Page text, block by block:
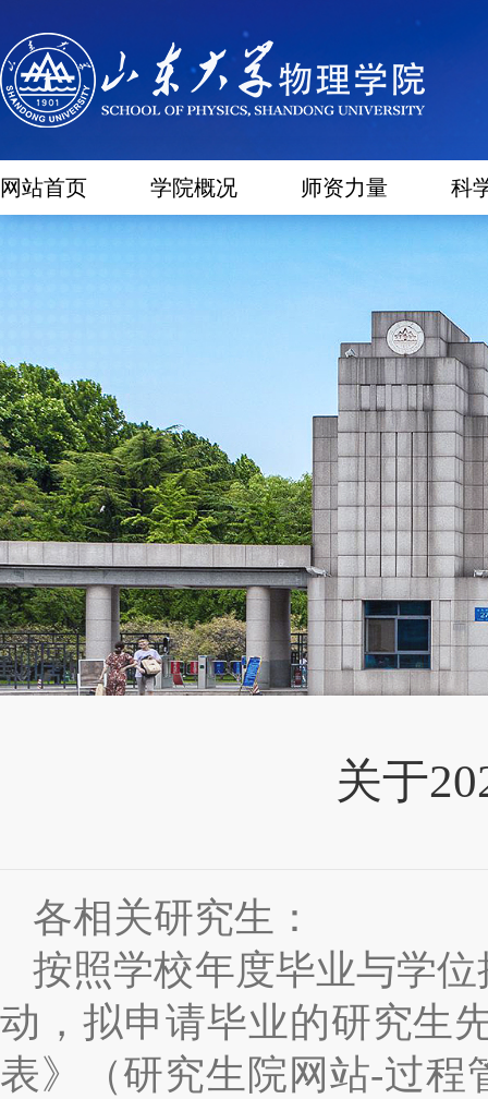
网站首页 学院概况 师资力量 科
关于
各相关研究生：
按照学校年度毕业与学
动，拟申请毕业的研究生
表》（研究生院网站-过程